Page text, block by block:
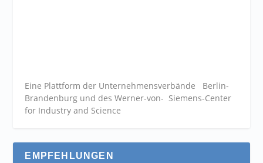
Eine Plattform der Unternehmensverbände Berlin-
Brandenburg und des Werner-von- Siemens-Center
for Industry and Science
EMPFEHLUNGEN